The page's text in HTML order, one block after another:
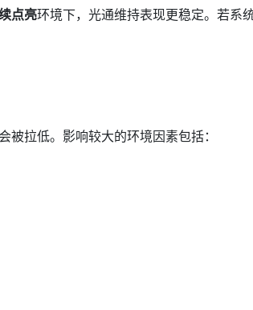
点亮环境下，光通维持表现更稳定。若系
被拉低。影响较大的环境因素包括：